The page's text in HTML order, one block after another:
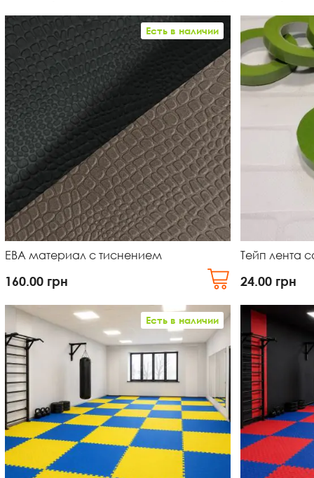
Есть в наличии
ЕВА материал с тиснением
160.00 грн
Тейп лента
24.00 грн
Есть в наличии